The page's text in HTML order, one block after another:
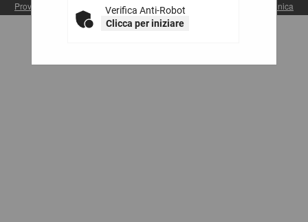
Verifica Anti-Robot
Clicca per iniziare
Provincia di Matera
| Via Ridola, 60 - 75100 Matera (MT) |
Posta Elettronica
Certificata| Centralino: +39 0835 3061